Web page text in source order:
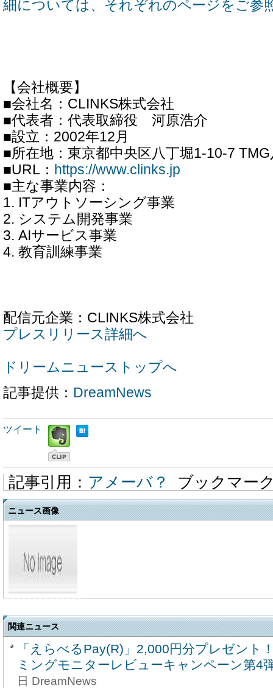
細については、それぞれのページをご参
【会社概要】
■会社名：CLINKS株式会社
■代表者：代表取締役 河原浩介
■設立：2002年12月
■所在地：東京都中央区八丁堀1-10-7
■URL： https://www.clinks.jp
■主な事業内容：
1. ITアウトソーシング事業
2. システム開発事業
3. AIサービス事業
4. 教育訓練事業
配信元企業：CLINKS株式会社
プレスリリース詳細へ
ドリームニューストップへ
記事提供： DreamNews
ツイート
記事引用： アメーバ？ ブックマー
ニュース画像
関連ニュース
「えらべるPay(R)」2,000円分プレゼント
ミングモニターレビューキャンペーン第4
日 DreamNews